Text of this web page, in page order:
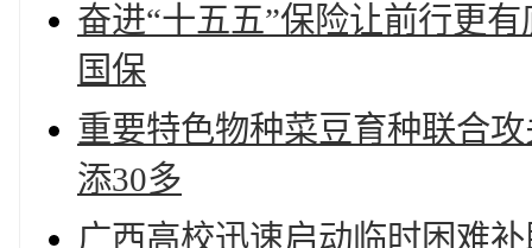
奋进“十五五”保险让前行更
国保
重要特色物种菜豆育种联合
添30多
广西高校迅速启动临时困难